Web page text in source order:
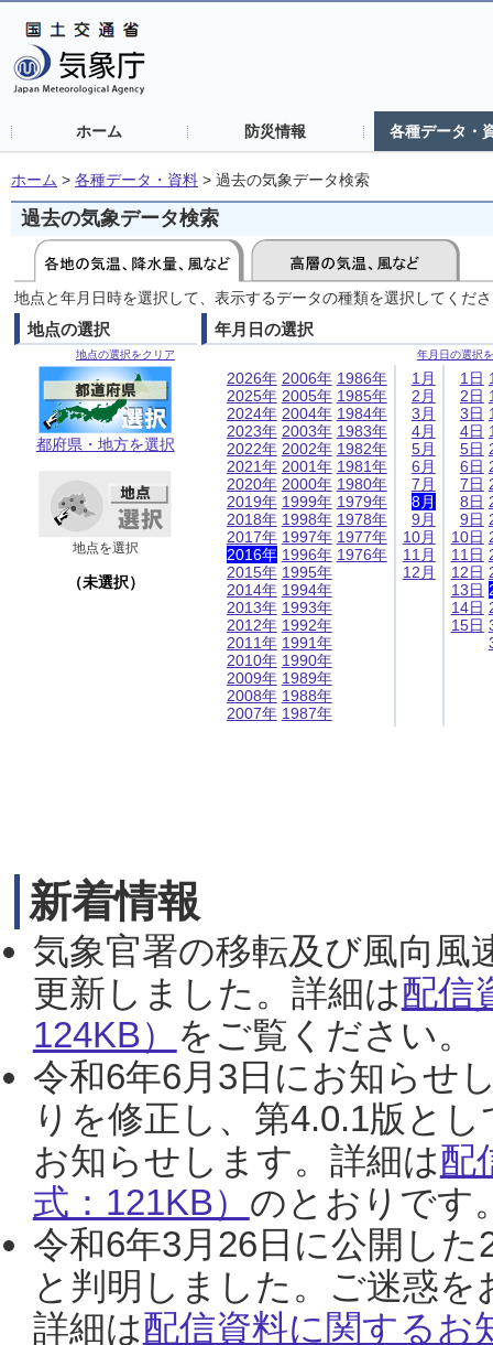
ホーム 防災情報 各種データ・
ホーム > 各種データ・資料 > 過去の気象データ検索
過去の気象データ検索
地点と年月日時を選択して、表示するデータの種類を選択してくだ
地点の選択
地点の選択をクリア
都府県・地方を選択
地点を選択
（未選択）
年月日の選択
年月日の選択
2026年
2025年
2024年
2023年
2022年
2021年
2020年
2019年
2018年
2017年
2016年
2015年
2014年
2013年
2012年
2011年
2010年
2009年
2008年
2007年
2006年
2005年
2004年
2003年
2002年
2001年
2000年
1999年
1998年
1997年
1996年
1995年
1994年
1993年
1992年
1991年
1990年
1989年
1988年
1987年
1986年
1985年
1984年
1983年
1982年
1981年
1980年
1979年
1978年
1977年
1976年
1月
2月
3月
4月
5月
6月
7月
8月
9月
10月
11月
12月
1日
2日
3日
4日
5日
6日
7日
8日
9日
10日
11日
12日
13日
14日
15日
新着情報
気象官署の移転及び風向風
更新しました。詳細は配信
124KB） をご覧ください。
令和6年6月3日にお知らせ
りを修正し、第4.0.1版と
お知らせします。詳細は配
式：121KB） のとおりです
令和6年3月26日に公開し
と判明しました。ご迷惑
詳細は配信資料に関するお